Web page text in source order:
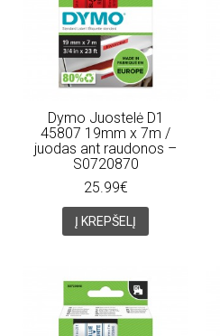
Dymo Juostelė D1
45807 19mm x 7m /
juodas ant raudonos –
S0720870
25.99€
Į KREPŠELĮ